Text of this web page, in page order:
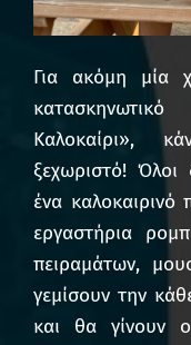
Για ακόμη μία
Καλοκαίρι»,
ξεχωριστό! Όλοι
ένα
εργαστήρια
πειραμάτων,
γεμίσουν την
και θα γίνουν